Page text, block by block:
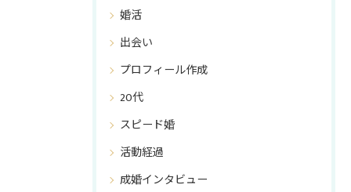
婚活
出会い
プロフィール作成
20代
スピード婚
活動経過
成婚インタビュー